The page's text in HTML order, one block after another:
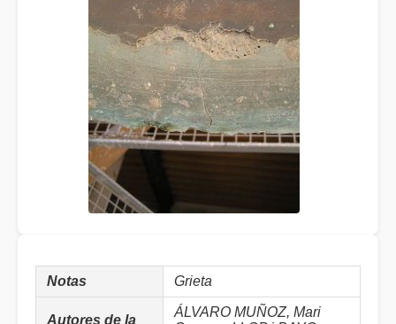
Notas Grieta
Autores de la
ÁLVARO MUÑOZ, Mari